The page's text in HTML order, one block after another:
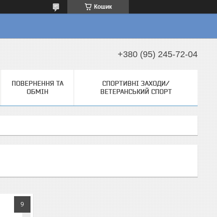
Кошик
+380 (95) 245-72-04
ПОВЕРНЕННЯ ТА
ОБМІН
СПОРТИВНІ ЗАХОДИ/
ВЕТЕРАНСЬКИЙ СПОРТ
9